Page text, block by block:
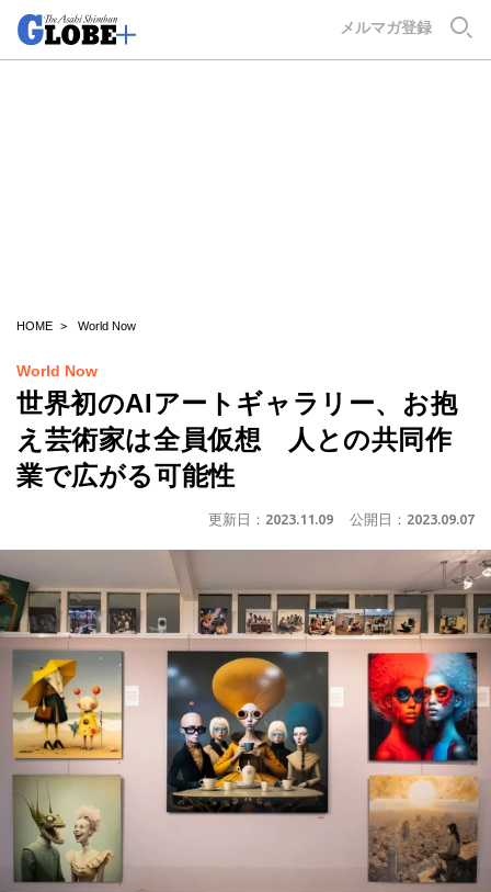
メルマガ登録
HOME World Now
World Now
世界初のAIアートギャラリー、お抱
え芸術家は全員仮想 人との共同作
業で広がる可能性
更新日： 2023.11.09 公開日： 2023.09.07